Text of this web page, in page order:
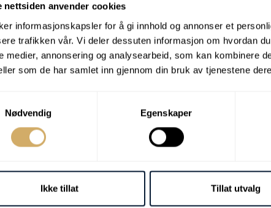
nettsiden anvender cookies
informasjonskapsler for å gi innhold og annonser et
trafikken vår. Vi deler dessuten informasjon om hvordan
medier, annonsering og analysearbeid, som kan kombinere
som de har samlet inn gjennom din bruk av tjenestene
Nødvendig
Egenskaper
Ikke tillat Tillat utvalg